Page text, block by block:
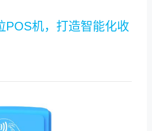
POS机，打造智能化收